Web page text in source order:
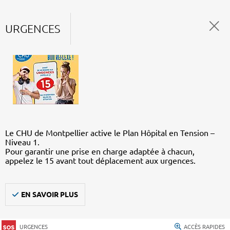
URGENCES
Le CHU de Montpellier active le Plan Hôpital en Tension –
Niveau 1.
Pour garantir une prise en charge adaptée à chacun,
appelez le 15 avant tout déplacement aux urgences.
EN SAVOIR PLUS
URGENCES ACCÈS RAPIDES